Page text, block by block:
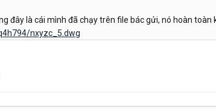
đây là cái mình đã chạy trên file bác gửi, nó hoàn toàn
nxyzc_5.dwg